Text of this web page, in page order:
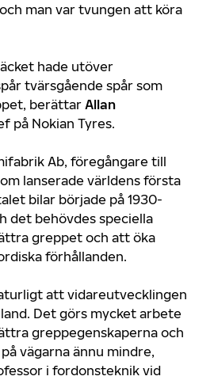
man var tvungen att köra
hade utöver
tvärsgående spår som
berättar Allan
på Nokian Tyres.
Ab, föregångare till
lanserade världens första
bilar började på 1930-
det behövdes speciella
greppet och att öka
förhållanden.
att vidareutvecklingen
Det görs mycket arbete
greppegenskaperna och
vägarna ännu mindre,
i fordonsteknik vid